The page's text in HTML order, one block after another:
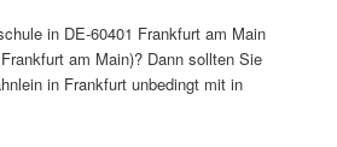
in DE-60401 Frankfurt am Main
am Main)? Dann sollten Sie
in Frankfurt unbedingt mit in